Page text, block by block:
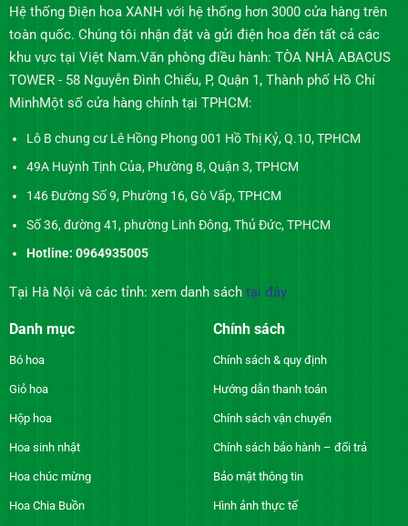
Hệ thống Điện hoa XANH với hệ thống hơn 3000 cửa hàng trên
toàn quốc. Chúng tôi nhận đặt và gửi điện hoa đến tất cả các
khu vực tại Việt Nam.Văn phòng điều hành: TÒA NHÀ ABACUS
TOWER - 58 Nguyễn Đình Chiểu, P, Quận 1, Thành phố Hồ Chí
MinhMột số cửa hàng chính tại TPHCM:
Lô B chung cư Lê Hồng Phong 001 Hồ Thị Kỷ, Q.10, TPHCM
49A Huỳnh Tịnh Của, Phường 8, Quận 3, TPHCM
146 Đường Số 9, Phường 16, Gò Vấp, TPHCM
Số 36, đường 41, phường Linh Đông, Thủ Đức, TPHCM
Hotline: 0964935005
Tại Hà Nội và các tỉnh: xem danh sách tại đây
Danh mục
Bó hoa
Giỏ hoa
Hộp hoa
Hoa sinh nhật
Hoa chúc mừng
Hoa Chia Buồn
Chính sách
Chính sách & quy định
Hướng dẫn thanh toán
Chính sách vận chuyển
Chính sách bảo hành – đổi trả
Bảo mật thông tin
Hình ảnh thực tế